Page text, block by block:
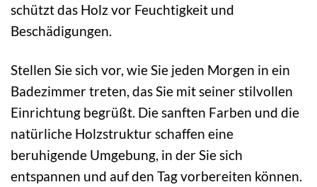
schützt das Holz vor Feuchtigkeit und
Beschädigungen.
Stellen Sie sich vor, wie Sie jeden Morgen in ein
Badezimmer treten, das Sie mit seiner stilvollen
Einrichtung begrüßt. Die sanften Farben und die
natürliche Holzstruktur schaffen eine
beruhigende Umgebung, in der Sie sich
entspannen und auf den Tag vorbereiten können.